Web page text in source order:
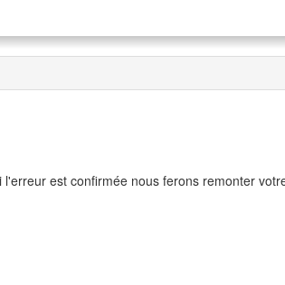
est confirmée nous ferons remonter